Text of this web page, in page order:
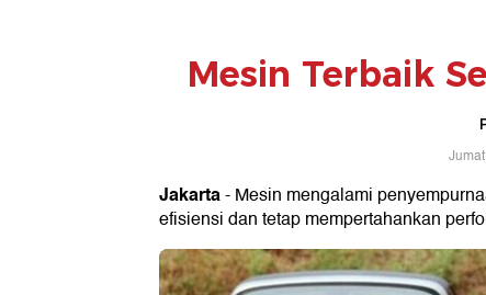
Mesin Terbaik
Jakarta- Mesin mengalami
efisiensi dan tetap mempertahankan